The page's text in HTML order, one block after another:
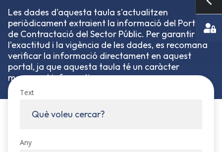
Les dades d'aquesta taula s'actualitzen
periòdicament extraient la informació del Portal
de Contractació del Sector Públic. Per garantir
l'exactitud i la vigència de les dades, es recomana
verificar la informació directament en aquest
portal, ja que aquesta taula té un caràcter
merament informatiu.
Text
Any